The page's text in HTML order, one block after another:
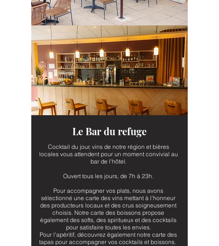
Le Bar du refuge
Cocktail du jour, vins de notre région et bières
locales vous attendent pour un moment convivial au
bar de l'hôtel.
Ouvert tous les jours, de 7h à 23h.
Pour accompagner vos plats, nous avons
sélectionné une carte des vins mettant à l’honneur
des producteurs locaux et des crus soigneusement
choisis. Notre carte des boissons propose
également des softs, des spiritueux et des cocktails
pour satisfaire toutes les envies.
Pour l'apéritif, découvrez également notre carte des
tapas pour accompagner vos cocktails et boissons.